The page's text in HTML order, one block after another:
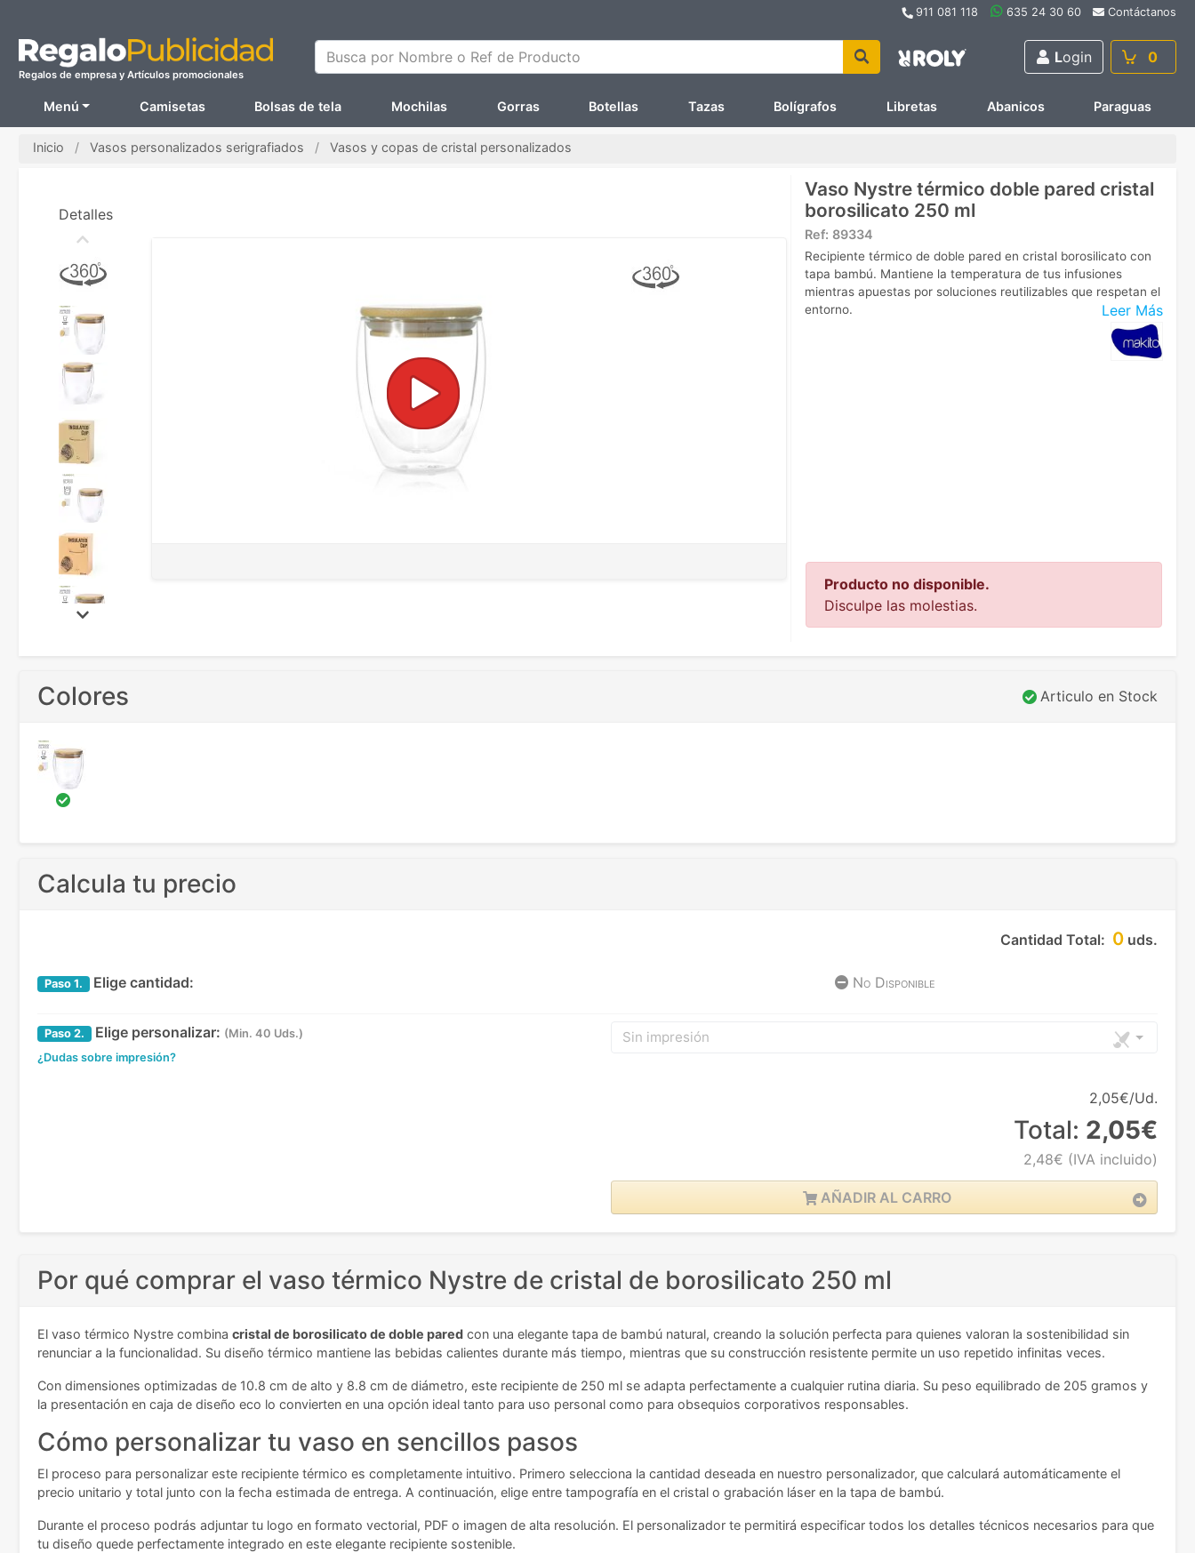
911 081 118 635 24 30 60 Contáctanos
Regalos de empresa y Artículos promocionales
Busca por Nombre o Ref de Producto Login 0
Menú Camisetas Bolsas de tela Mochilas Gorras Botellas Tazas Bolígrafos Libretas Abanicos Paraguas
Inicio Vasos personalizados serigrafiados Vasos y copas de cristal personalizados
Vaso Nystre térmico doble pared cristal
borosilicato 250 ml
Ref: 89334
Leer Más
Recipiente térmico de doble pared en cristal borosilicato con
tapa bambú. Mantiene la temperatura de tus infusiones
mientras apuestas por soluciones reutilizables que respetan el
entorno.
Producto no disponible.
Disculpe las molestias.
Detalles
Colores Articulo en Stock
Calcula tu precio
Cantidad Total: 0 uds.
Paso 1. Elige cantidad: No Disponible
Paso 2. Elige personalizar: (Min. 40 Uds.)
¿Dudas sobre impresión?
Sin impresión
2,05€/Ud.
Total: 2,05€
2,48€ (IVA incluido)
AÑADIR AL CARRO
Por qué comprar el vaso térmico Nystre de cristal de borosilicato 250 ml
El vaso térmico Nystre combina cristal de borosilicato de doble pared con una elegante tapa de bambú natural, creando la solución perfecta para quienes valoran la sostenibilidad sin
renunciar a la funcionalidad. Su diseño térmico mantiene las bebidas calientes durante más tiempo, mientras que su construcción resistente permite un uso repetido infinitas veces.
Con dimensiones optimizadas de 10.8 cm de alto y 8.8 cm de diámetro, este recipiente de 250 ml se adapta perfectamente a cualquier rutina diaria. Su peso equilibrado de 205 gramos y
la presentación en caja de diseño eco lo convierten en una opción ideal tanto para uso personal como para obsequios corporativos responsables.
Cómo personalizar tu vaso en sencillos pasos
El proceso para personalizar este recipiente térmico es completamente intuitivo. Primero selecciona la cantidad deseada en nuestro personalizador, que calculará automáticamente el
precio unitario y total junto con la fecha estimada de entrega. A continuación, elige entre tampografía en el cristal o grabación láser en la tapa de bambú.
Durante el proceso podrás adjuntar tu logo en formato vectorial, PDF o imagen de alta resolución. El personalizador te permitirá especificar todos los detalles técnicos necesarios para que
tu diseño quede perfectamente integrado en este elegante recipiente sostenible.